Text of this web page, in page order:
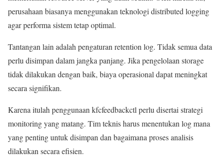
perusahaan biasanya menggunakan teknologi distributed logging
agar performa sistem tetap optimal.
Tantangan lain adalah pengaturan retention log. Tidak semua data
perlu disimpan dalam jangka panjang. Jika pengelolaan storage
tidak dilakukan dengan baik, biaya operasional dapat meningkat
secara signifikan.
Karena itulah penggunaan kfcfeedbackctl perlu disertai strategi
monitoring yang matang. Tim teknis harus menentukan log mana
yang penting untuk disimpan dan bagaimana proses analisis
dilakukan secara efisien.